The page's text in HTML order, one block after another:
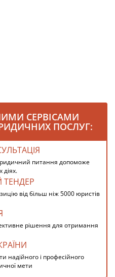
СЕРВІСАМИ
ПОСЛУГ:
питання допоможе
діях.
ТЕНДЕР
від більш ніж 5000 юристів
рішення для отримання
надійного і професійного
мети